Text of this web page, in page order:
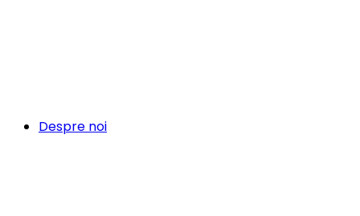
Despre noi